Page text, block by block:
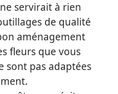
servirait à rien
de qualité
aménagement
fleurs que vous
sont pas adaptées